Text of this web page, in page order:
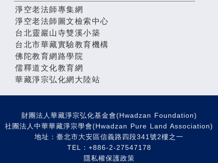
淨空老法師專集網
淨空老法師圖文檢索中心
台北靈巖山寺雙溪小築
台北市華藏實驗教育機構
佛陀教育網路學院
儒釋道文化教育網
華藏淨宗弘化網大陸站
財團法人華藏淨宗弘化基金會(Hwadzan Foundation)
社團法人中華華藏淨宗學會(Hwadzan Pure Land Association)
地址：臺北市大安區信義路四段341號2樓之一
TEL：+886-2-27547178
隱私權保護政策